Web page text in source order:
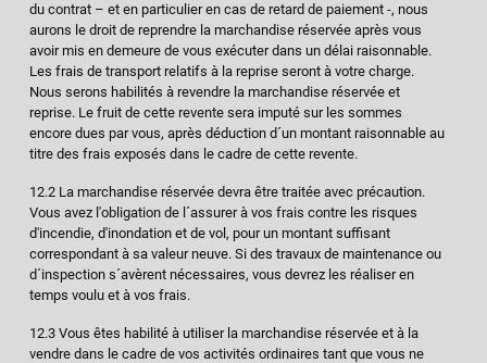
du contrat – et en particulier en cas de retard de paiement -, nous
aurons le droit de reprendre la marchandise réservée après vous
avoir mis en demeure de vous exécuter dans un délai raisonnable.
Les frais de transport relatifs à la reprise seront à votre charge.
Nous serons habilités à revendre la marchandise réservée et
reprise. Le fruit de cette revente sera imputé sur les sommes
encore dues par vous, après déduction d´un montant raisonnable au
titre des frais exposés dans le cadre de cette revente.
12.2 La marchandise réservée devra être traitée avec précaution.
Vous avez l'obligation de l´assurer à vos frais contre les risques
d'incendie, d'inondation et de vol, pour un montant suffisant
correspondant à sa valeur neuve. Si des travaux de maintenance ou
d´inspection s´avèrent nécessaires, vous devrez les réaliser en
temps voulu et à vos frais.
12.3 Vous êtes habilité à utiliser la marchandise réservée et à la
vendre dans le cadre de vos activités ordinaires tant que vous ne